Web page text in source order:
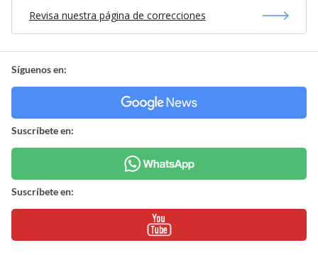
Revisa nuestra página de correcciones
Síguenos en:
Suscríbete en:
Suscríbete en: